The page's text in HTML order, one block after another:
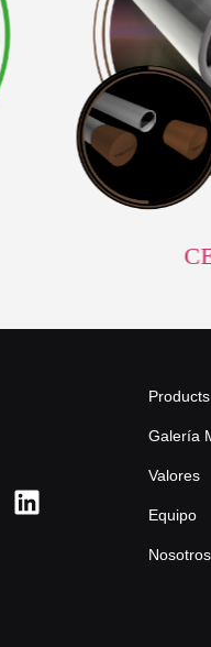
Galería
Valores
Equipo
Nosotros